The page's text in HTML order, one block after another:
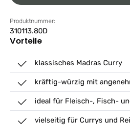
Produktnummer:
310113.80D
Vorteile
klassisches Madras Curry
kräftig-würzig mit
ideal für Fleisch-, Fisch-
vielseitig für Currys und